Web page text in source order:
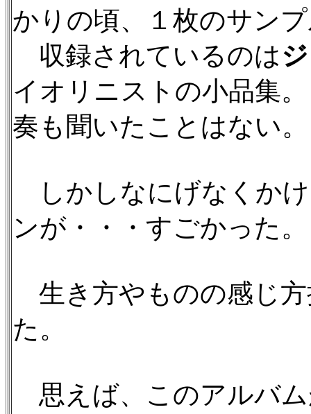
かりの頃、１枚のサン
収録されているのは
イオリニストの小品集
奏も聞いたことはない。
しかしなにげなくか
ンが・・・すごかった。
生き方やものの感じ
た。
思えば、このアルバム